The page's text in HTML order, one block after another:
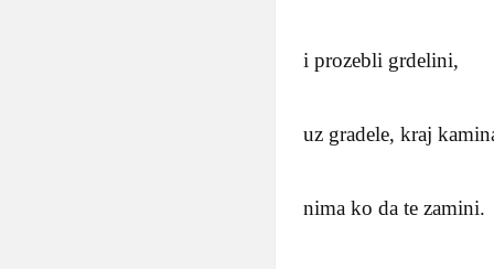
i prozebli grdelini,
uz gradele, kraj
nima ko da te zamini.